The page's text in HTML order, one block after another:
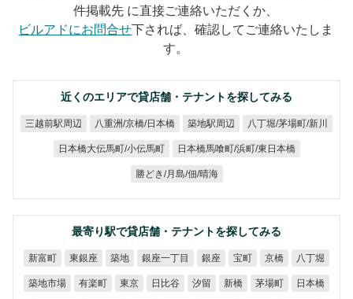
件掲載先 に直接ご連絡いただくか、
ビルアドにお問合せ下されば、確認してご連絡いたしま
す。
近くのエリアで貸店舗・テナントを探してみる
三越前駅周辺 八重洲/京橋/日本橋 築地駅周辺 八丁堀/茅場町/新川
日本橋大伝馬町/小伝馬町 日本橋馬喰町/浜町/東日本橋
勝どき/月島/佃/晴海
最寄り駅で貸店舗・テナントを探してみる
新富町 東銀座 築地 銀座一丁目 銀座 宝町 京橋 八丁堀
築地市場 有楽町 東京 日比谷 汐留 新橋 茅場町 日本橋